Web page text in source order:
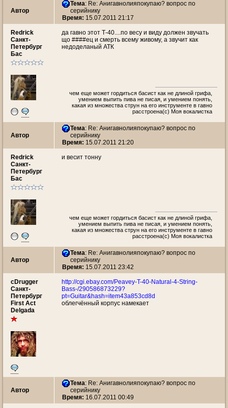
Автор
Тема: Re: Анигавнолияпокупаю? вопрос по
серийнику
Время: 15.07.2011 21:17
Redrick
Санкт-
Петербург
Бас
да гавно этот Т-40....по весу и виду должен звучать
що ####ец и смерть всему живому, а звучит как
недоделаный АТК
чем еще может гордиться басист как не длиной грифа,
умением выпить пива не писая, и умением понять,
какая из множества струн на его инструменте в гавно
расстроена(с) Моя вокалистка
Автор
Тема: Re: Анигавнолияпокупаю? вопрос по
серийнику
Время: 15.07.2011 21:20
Redrick
Санкт-
Петербург
Бас
и весит тонну
чем еще может гордиться басист как не длиной грифа,
умением выпить пива не писая, и умением понять,
какая из множества струн на его инструменте в гавно
расстроена(с) Моя вокалистка
Автор
Тема: Re: Анигавнолияпокупаю? вопрос по
серийнику
Время: 15.07.2011 23:42
cDrugger
Санкт-
Петербург
First Act
Delgada
http://cgi.ebay.com/Peavey-T-40-Natural-4-String-
Bass-/290586873229?
pt=Guitar&hash=item43a853cd8d
облегчённый корпус намекает
Автор
Тема: Re: Анигавнолияпокупаю? вопрос по
серийнику
Время: 16.07.2011 00:49